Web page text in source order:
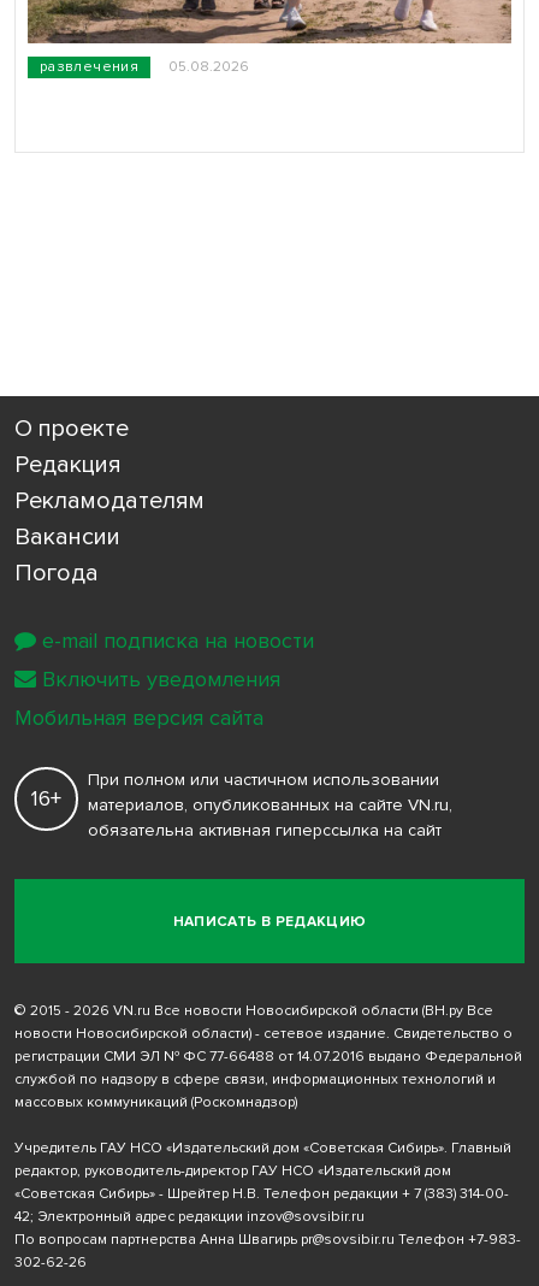
развлечения 05.08.2026
О проекте
Редакция
Рекламодателям
Вакансии
Погода
НАПИСАТЬ В РЕДАКЦИЮ
16+
При полном или частичном использовании
материалов, опубликованных на сайте VN.ru,
обязательна активная гиперссылка на сайт
© 2015 - 2026 VN.ru Все новости Новосибирской области (ВН.ру Все
новости Новосибирской области) - сетевое издание. Свидетельство о
регистрации СМИ ЭЛ № ФС 77-66488 от 14.07.2016 выдано Федеральной
службой по надзору в сфере связи, информационных технологий и
массовых коммуникаций (Роскомнадзор)
Учредитель ГАУ НСО «Издательский дом «Советская Сибирь». Главный
редактор, руководитель-директор ГАУ НСО «Издательский дом
«Советская Сибирь» - Шрейтер Н.В. Телефон редакции + 7 (383) 314-00-
42; Электронный адрес редакции inzov@sovsibir.ru
По вопросам партнерства Анна Швагирь pr@sovsibir.ru Телефон +7-983-
302-62-26
e-mail подписка на новости
Включить уведомления
Мобильная версия сайта